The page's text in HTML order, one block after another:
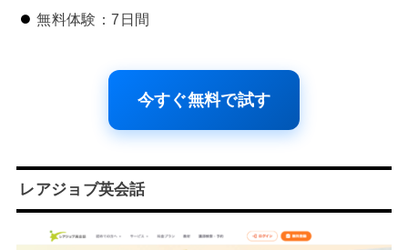
無料体験：7日間
今すぐ無料で試す
レアジョブ英会話